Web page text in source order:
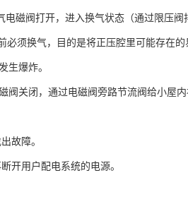
磁阀打开，进入换气状态（通过限压
须换气，目的是将正压腔里可能存在的
生爆炸。
阀关闭，通过电磁阀旁路节流阀给小屋
故障。
开用户配电系统的电源。